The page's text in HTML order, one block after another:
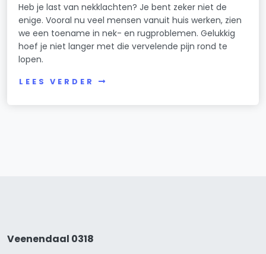
Heb je last van nekklachten? Je bent zeker niet de
enige. Vooral nu veel mensen vanuit huis werken, zien
we een toename in nek- en rugproblemen. Gelukkig
hoef je niet langer met die vervelende pijn rond te
lopen.
LEES VERDER
Veenendaal 0318